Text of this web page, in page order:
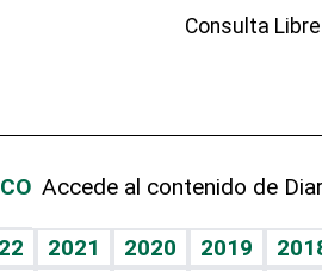
Consulta Libre
Accede al contenido de
2021 2020 2019